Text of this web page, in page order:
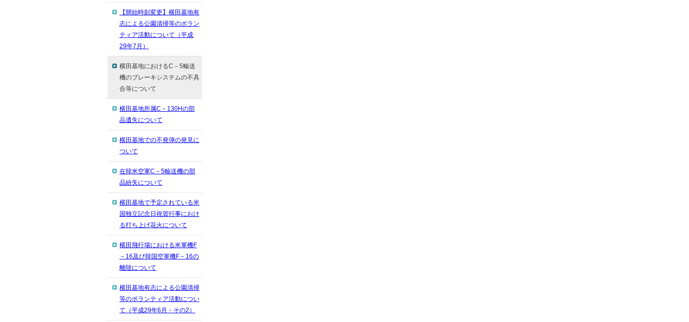
【開始時刻変更】横田基地有
志による公園清掃等のボラン
ティア活動について（平成
29年7月）
横田基地におけるC－5輸送
機のブレーキシステムの不具
合等について
横田基地所属C－130Hの部
品遺失について
横田基地での不発弾の発見に
ついて
在韓米空軍C－5輸送機の部
品紛失について
横田基地で予定されている米
国独立記念日祝賀行事におけ
る打ち上げ花火について
横田飛行場における米軍機F
－16及び韓国空軍機F－16の
離陸について
横田基地有志による公園清掃
等のボランティア活動につい
て（平成29年6月・その2）